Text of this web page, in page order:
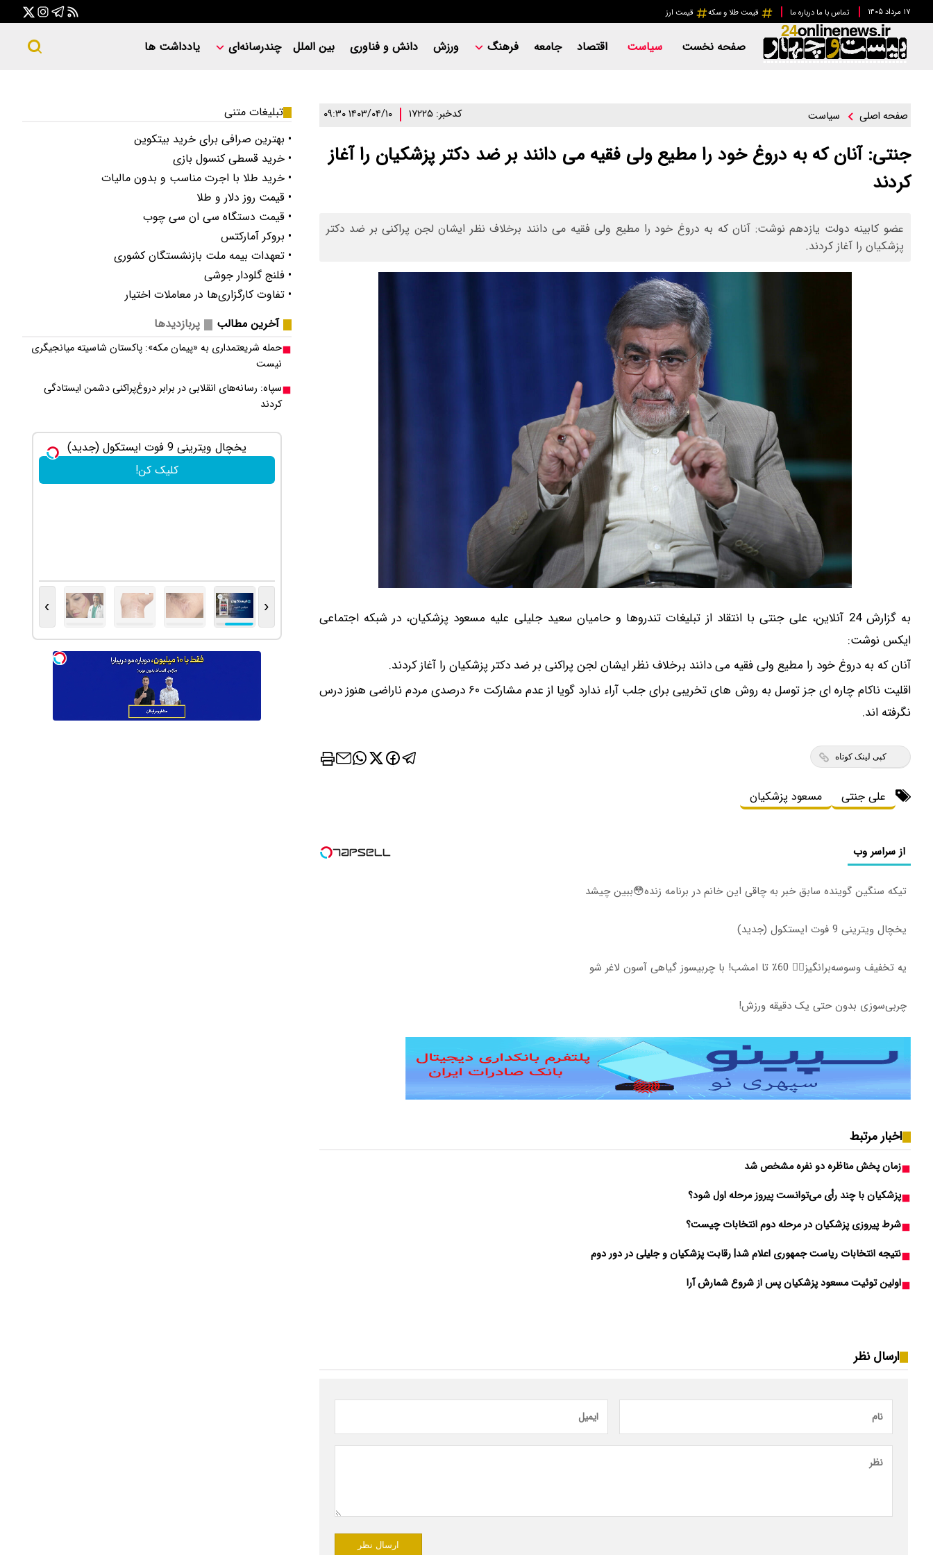
۱۷ مرداد ۱۴۰۵ تماس با ما درباره ما قیمت طلا و سکه قیمت ارز
صفحه نخست سیاست اقتصاد جامعه فرهنگ ورزش دانش و فناوری بین الملل چندرسانه‌ای یادداشت ها
صفحه اصلی سیاست کدخبر: ۱۷۲۲۵ ۱۴۰۳/۰۴/۱۰ ۰۹:۳۰
جنتی: آنان که به دروغ خود را مطیع ولی فقیه می دانند بر ضد دکتر پزشکیان را آغاز
کردند
عضو کابینه دولت یازدهم نوشت: آنان که به دروغ خود را مطیع ولی فقیه می دانند برخلاف نظر ایشان لجن پراکنی بر ضد دکتر
پزشکیان را آغاز کردند.
به گزارش 24 آنلاین، علی جنتی با انتقاد از تبلیغات تندروها و حامیان سعید جلیلی علیه مسعود پزشکیان، در شبکه اجتماعی
ایکس نوشت:
آنان که به دروغ خود را مطیع ولی فقیه می دانند برخلاف نظر ایشان لجن پراکنی بر ضد دکتر پزشکیان را آغاز کردند.
اقلیت ناکام چاره ای جز توسل به روش های تخریبی برای جلب آراء ندارد گویا از عدم مشارکت ۶۰ درصدی مردم ناراضی هنوز درس
نگرفته اند.
کپی لینک کوتاه
علی جنتی مسعود پزشکیان
از سراسر وب
تیکه سنگین گوینده سابق خبر به چاقی این خانم در برنامه زنده😳ببین چیشد
یخچال ویترینی 9 فوت ایستکول (جدید)
یه تخفیف وسوسه‌برانگیز👈🏻 60٪ تا امشب! با چربیسوز گیاهی آسون لاغر شو
چربی‌سوزی بدون حتی یک دقیقه ورزش!
اخبار مرتبط
زمان پخش مناظره دو نفره مشخص شد
پزشکیان با چند رأی می‌توانست پیروز مرحله اول شود؟
شرط پیروزی پزشکیان در مرحله دوم انتخابات چیست؟
نتیجه انتخابات ریاست جمهوری اعلام شد| رقابت پزشکیان و جلیلی در دور دوم
اولین توئیت مسعود پزشکیان پس از شروع شمارش آرا
ارسال نظر
ارسال نظر
تبلیغات متنی
• بهترین صرافی برای خرید بیتکوین
• خرید قسطی کنسول بازی
• خرید طلا با اجرت مناسب و بدون مالیات
• قیمت روز دلار و طلا
• قیمت دستگاه سی ان سی چوب
• بروکر آمارکتس
• تعهدات بیمه ملت بازنشستگان کشوری
• فلنج گلودار جوشی
• تفاوت کارگزاری‌ها در معاملات اختیار
آخرین مطالب
پربازدیدها
حمله شریعتمداری به «پیمان مکه»: پاکستان شاسیته میانجیگری
نیست
سپاه: رسانه‌های انقلابی در برابر دروغ‌پراکنی دشمن ایستادگی
کردند
یخچال ویترینی 9 فوت ایستکول (جدید)
کلیک کن!
‹
›